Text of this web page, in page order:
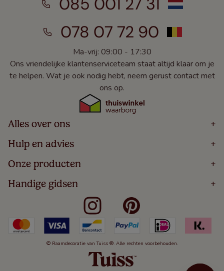
078 07 72 90
Ma-vrij: 09:00 - 17:30
Ons vriendelijke klantenserviceteam staat altijd klaar om je
te helpen. Wat je ook nodig hebt, neem gerust contact met
ons op.
Alles over ons +
Home
Over
Bestellen
Winacties
Veelgestelde Vragen
Hulp en advies +
Volg Je Bestelling
Levering
5 Jaar Garantie
Algemene Voorwaarden
Kindveiligheid
Cookies
Herroepingsrecht
Onze producten +
Houten Jaloezieën
Rolgordijnen
Verticale Jaloezieën
Duo Rolgordijnen
Duo Plisségordijnen
Handige gidsen +
Meten Voor Raamdecoratie
Badkamer Raamdecoratie
Slaapkamer Raamdecoratie
Keuken Raamdecoratie
De Jaloezieën Gids
Jaloezieënwoordenboek
© Raamdecoratie van Tuiss ®. Alle rechten voorbehouden.